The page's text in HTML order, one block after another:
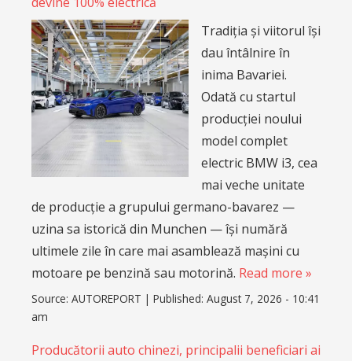
Tradiția și viitorul își
dau întâlnire în
inima Bavariei.
Odată cu startul
producției noului
model complet
electric BMW i3, cea
mai veche unitate
de producție a grupului germano-bavarez —
uzina sa istorică din Munchen — își numără
ultimele zile în care mai asamblează mașini cu
motoare pe benzină sau motorină. Read more »
Source: AUTOREPORT | Published: August 7, 2026 - 10:41
am
Producătorii auto chinezi, principalii beneficiari ai